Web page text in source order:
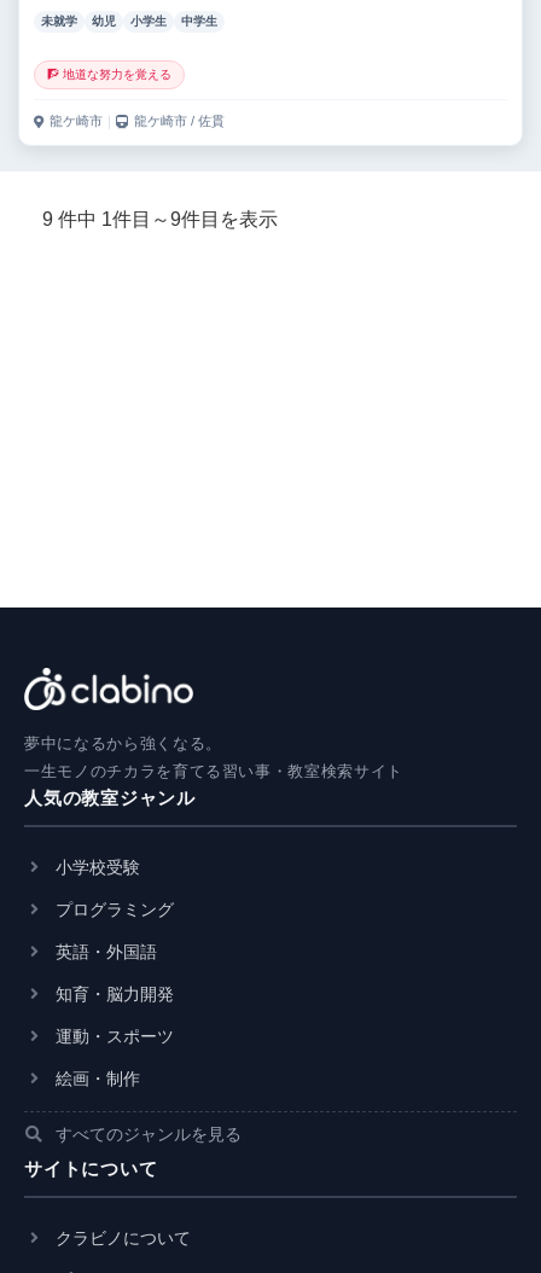
未就学 幼児 小学生 中学生
🧗 地道な努力を覚える
龍ケ崎市 ｜ 龍ケ崎市 / 佐貫
9 件中 1件目～9件目を表示
夢中になるから強くなる。
一生モノのチカラを育てる習い事・教室検索サイト
人気の教室ジャンル
小学校受験
プログラミング
英語・外国語
知育・脳力開発
運動・スポーツ
絵画・制作
すべてのジャンルを見る
サイトについて
クラビノについて